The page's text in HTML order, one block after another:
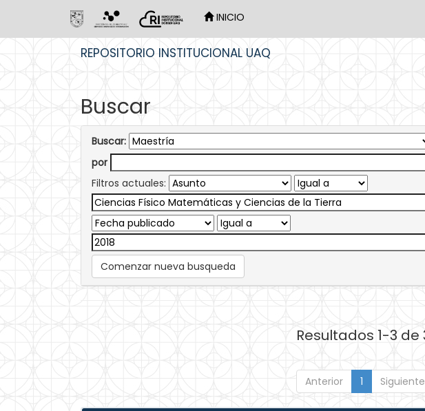
INICIO
REPOSITORIO INSTITUCIONAL UAQ
Buscar
Buscar:
por
Filtros actuales:
Comenzar nueva busqueda
Resultados 1-3 de
Anterior 1 Siguiente